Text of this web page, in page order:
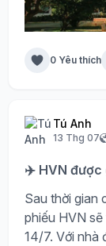
0 Yêu thích
Tú Anh
13 Thg 07
✈️ HVN được
Sau thời gian
phiếu HVN
14/7. Với nhà